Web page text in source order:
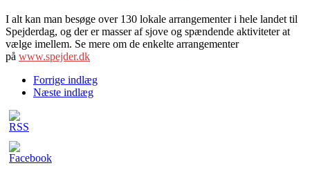
I alt kan man besøge over 130 lokale arrangementer i hele landet til
Spejderdag, og der er masser af sjove og spændende aktiviteter at
vælge imellem. Se mere om de enkelte arrangementer
på www.spejder.dk
Forrige indlæg
Næste indlæg